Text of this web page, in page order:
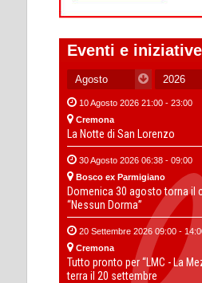
Eventi e iniziative
10 Agosto 2026 21:00 - 23:00
Cremona
La Notte di San Lorenzo
30 Agosto 2026 06:38 - 09:00
Bosco ex Parmigiano
Domenica 30 agosto torna il
“Nessun Dorma”
20 Settembre 2026 09:00 -
Cremona
Tutto pronto per “LMC - La
terra il 20 settembre